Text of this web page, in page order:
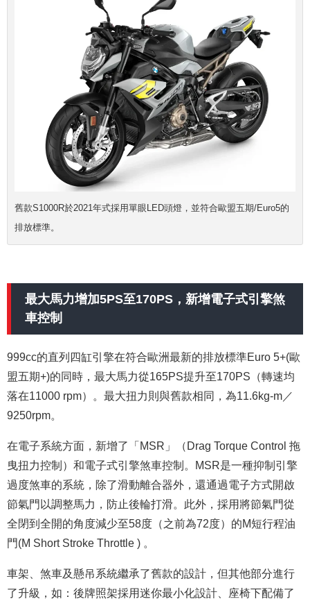
舊款S1000R於2021年式採用單眼LED頭燈，並符合歐盟五期/Euro5的
排放標準。
最大馬力增加5PS至170PS，新增電子式引擎煞
車控制
999cc的直列四缸引擎在符合歐洲最新的排放標準Euro 5+(歐
盟五期+)的同時，最大馬力從165PS提升至170PS（轉速均
落在11000 rpm）。最大扭力則與舊款相同，為11.6kg-m／
9250rpm。
在電子系統方面，新增了「MSR」（Drag Torque Control 拖
曳扭力控制）和電子式引擎煞車控制。MSR是一種抑制引擎
過度煞車的系統，除了滑動離合器外，還通過電子方式開啟
節氣門以調整馬力，防止後輪打滑。此外，採用將節氣門從
全閉到全開的角度減少至58度（之前為72度）的M短行程油
門(M Short Stroke Throttle )
車架、煞車及懸吊系統繼承了舊款的設計，但其他部分進行
了升級，如：後牌照架採用迷你最小化設計、座椅下配備了